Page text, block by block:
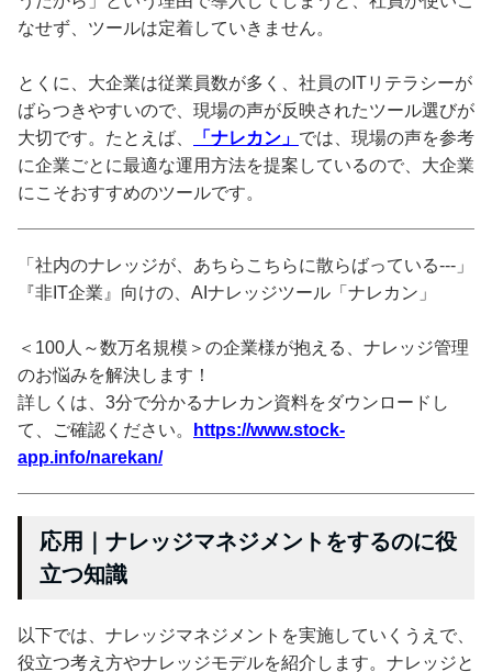
なせず、ツールは定着していきません。
とくに、大企業は従業員数が多く、社員のITリテラシーが
ばらつきやすいので、現場の声が反映されたツール選びが
大切です。たとえば、
「ナレカン」 では、現場の声を参考
に企業ごとに最適な運用方法を提案しているので、大企業
にこそおすすめのツールです。
「社内のナレッジが、あちらこちらに散らばっている---」
『非IT企業』向けの、AIナレッジツール「ナレカン」
＜100人～数万名規模＞の企業様が抱える、ナレッジ管理
のお悩みを解決します！
詳しくは、3分で分かるナレカン資料をダウンロードし
て、ご確認ください。
https://www.stock-
app.info/narekan/
応用｜ナレッジマネジメントをするのに役
立つ知識
以下では、ナレッジマネジメントを実施していくうえで、
役立つ考え方やナレッジモデルを紹介します。ナレッジと